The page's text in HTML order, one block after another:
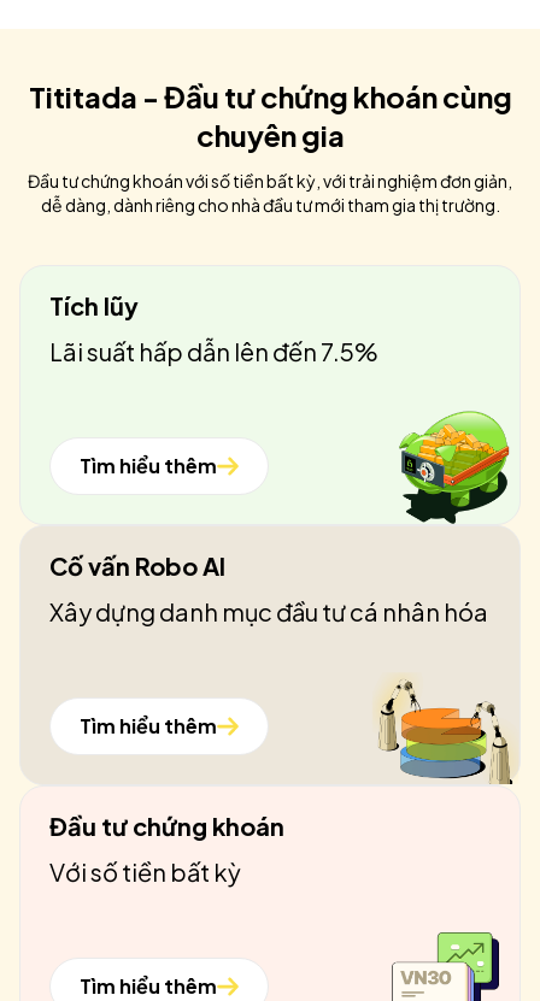
Tititada - Đầu tư chứng khoán cùng
chuyên gia
Đầu tư chứng khoán với số tiền bất kỳ, với trải nghiệm đơn giản,
dễ dàng, dành riêng cho nhà đầu tư mới tham gia thị trường.
Tích lũy
Lãi suất hấp dẫn lên đến 7.5%
Tìm hiểu thêm
Cố vấn Robo AI
Xây dựng danh mục đầu tư cá nhân hóa
Tìm hiểu thêm
Đầu tư chứng khoán
Với số tiền bất kỳ
Tìm hiểu thêm